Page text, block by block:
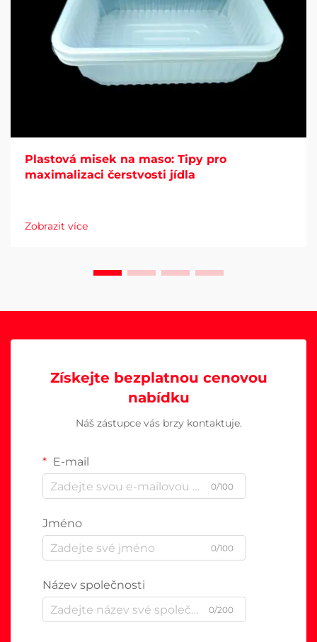
Plastová misek na maso: Tipy pro
maximalizaci čerstvosti jídla
Zobrazit více
Získejte bezplatnou cenovou
nabídku
Náš zástupce vás brzy kontaktuje.
E-mail
0/100
Jméno
0/100
Název společnosti
0/200